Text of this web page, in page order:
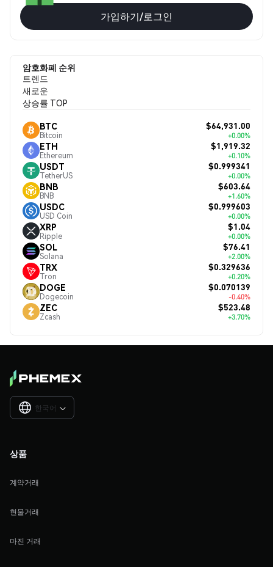
가입하기/로그인
암호화폐 순위
트렌드
새로운
상승률 TOP
BTC
Bitcoin
$64,931.00
+0.00%
ETH
Ethereum
$1,919.32
+0.10%
USDT
TetherUS
$0.999341
+0.00%
BNB
BNB
$603.64
+1.60%
USDC
USD Coin
$0.999603
+0.00%
XRP
Ripple
$1.04
+0.00%
SOL
Solana
$76.41
+2.00%
TRX
Tron
$0.329636
+0.20%
DOGE
Dogecoin
$0.070139
-0.40%
ZEC
Zcash
$523.48
+3.70%
한국어 
상품
계약거래
현물거래
마진 거래